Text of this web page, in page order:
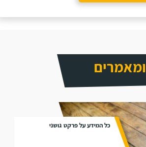
ומאמרים
כל המידע על פרקט גושני